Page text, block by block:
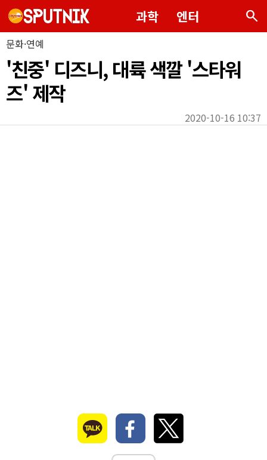
과학 엔터 search
문화·연예
'친중' 디즈니, 대륙 색깔 '스타워
즈' 제작
2020-10-16 10:37